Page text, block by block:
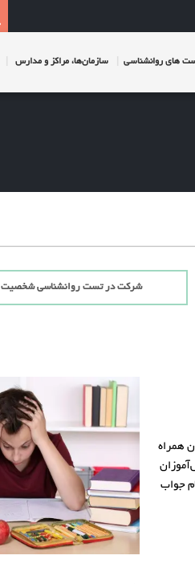
های روانشناسی سازمان‌ها، مراکز و مدارس
شرکت در تست روانشناسی شخصیت MMPI-370
همراه
جواب